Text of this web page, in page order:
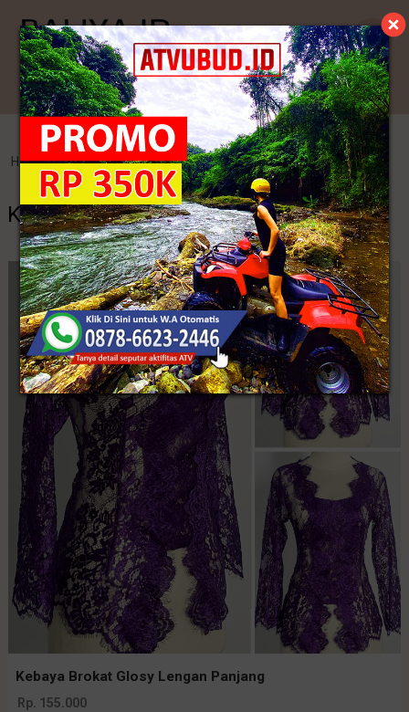
Kategori
Home >Kebaya Jadi >Kebaya Modern Bali Lengan Pendek
Kebaya Modern Bali Lengan Pendek
Kebaya Brokat Glosy Lengan Panjang
Rp. 155.000